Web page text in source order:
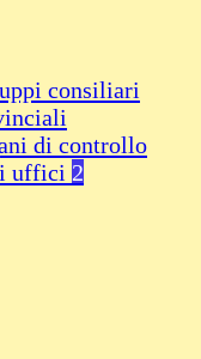
consiliari
di controllo
uffici 2